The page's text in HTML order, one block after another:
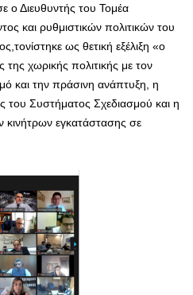
ο Διευθυντής του Τομέα
και ρυθμιστικών πολιτικών του
ως θετική εξέλιξη «ο
χωρικής πολιτικής με τον
και την πράσινη ανάπτυξη, η
του Συστήματος Σχεδιασμού και η
κινήτρων εγκατάστασης σε